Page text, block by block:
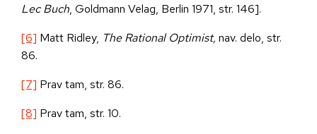
Lec Buch, Goldmann Velag, Berlin 1971, str. 146].
[6] Matt Ridley, The Rational Optimist, nav. delo, str.
86.
[7] Prav tam, str. 86.
[8] Prav tam, str. 10.